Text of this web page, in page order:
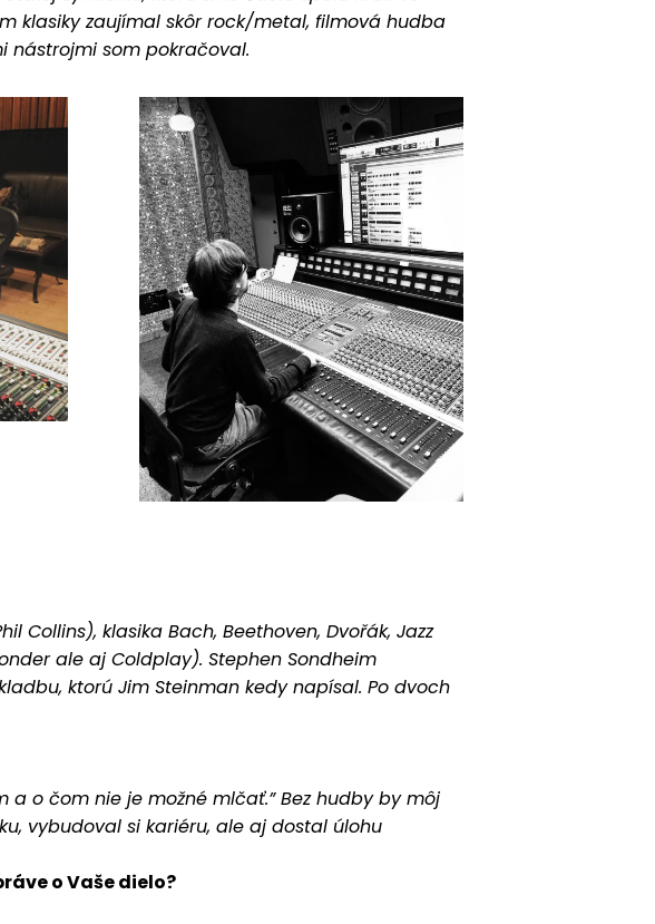
klasiky zaujímal skôr rock/metal, filmová hudba
nástrojmi som pokračoval.
Collins), klasika Bach, Beethoven, Dvořák, Jazz
ale aj Coldplay). Stephen Sondheim
ktorú Jim Steinman kedy napísal. Po dvoch
o čom nie je možné mlčať.” Bez hudby by môj
vybudoval si kariéru, ale aj dostal úlohu
o Vaše dielo?